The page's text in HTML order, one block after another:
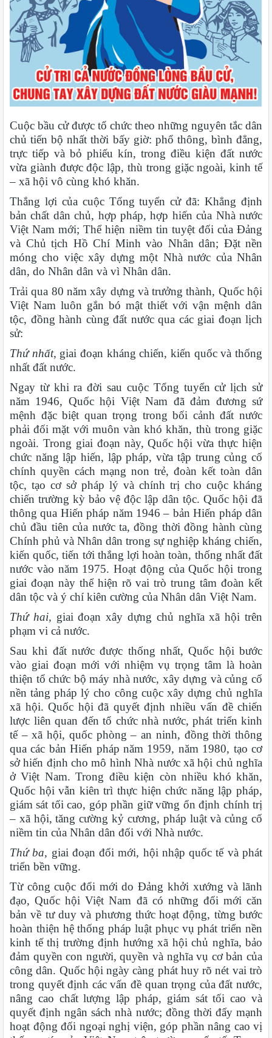
Cuộc bầu cử được tổ chức theo những nguyên tắc dân
chủ tiến bộ nhất thời bấy giờ: phổ thông, bình đẳng,
trực tiếp và bỏ phiếu kín, trong điều kiện đất nước
vừa giành được độc lập, thù trong giặc ngoài, kinh tế
– xã hội vô cùng khó khăn.
Thắng lợi của cuộc Tổng tuyển cử đã: Khẳng định
bản chất dân chủ, hợp pháp, hợp hiến của Nhà nước
Việt Nam mới; Thể hiện niềm tin tuyệt đối của Đảng
và Chủ tịch Hồ Chí Minh vào Nhân dân; Đặt nền
móng cho việc xây dựng một Nhà nước của Nhân
dân, do Nhân dân và vì Nhân dân.
Trải qua 80 năm xây dựng và trưởng thành, Quốc hội
Việt Nam luôn gắn bó mật thiết với vận mệnh dân
tộc, đồng hành cùng đất nước qua các giai đoạn lịch
sử:
Thứ nhất, giai đoạn kháng chiến, kiến quốc và thống
nhất đất nước.
Ngay từ khi ra đời sau cuộc Tổng tuyển cử lịch sử
năm 1946, Quốc hội Việt Nam đã đảm đương sứ
mệnh đặc biệt quan trọng trong bối cảnh đất nước
phải đối mặt với muôn vàn khó khăn, thù trong giặc
ngoài. Trong giai đoạn này, Quốc hội vừa thực hiện
chức năng lập hiến, lập pháp, vừa tập trung củng cố
chính quyền cách mạng non trẻ, đoàn kết toàn dân
tộc, tạo cơ sở pháp lý và chính trị cho cuộc kháng
chiến trường kỳ bảo vệ độc lập dân tộc. Quốc hội đã
thông qua Hiến pháp năm 1946 – bản Hiến pháp dân
chủ đầu tiên của nước ta, đồng thời đồng hành cùng
Chính phủ và Nhân dân trong sự nghiệp kháng chiến,
kiến quốc, tiến tới thắng lợi hoàn toàn, thống nhất đất
nước vào năm 1975. Hoạt động của Quốc hội trong
giai đoạn này thể hiện rõ vai trò trung tâm đoàn kết
dân tộc và ý chí kiên cường của Nhân dân Việt Nam.
Thứ hai, giai đoạn xây dựng chủ nghĩa xã hội trên
phạm vi cả nước.
Sau khi đất nước được thống nhất, Quốc hội bước
vào giai đoạn mới với nhiệm vụ trọng tâm là hoàn
thiện tổ chức bộ máy nhà nước, xây dựng và củng cố
nền tảng pháp lý cho công cuộc xây dựng chủ nghĩa
xã hội. Quốc hội đã quyết định nhiều vấn đề chiến
lược liên quan đến tổ chức nhà nước, phát triển kinh
tế – xã hội, quốc phòng – an ninh, đồng thời thông
qua các bản Hiến pháp năm 1959, năm 1980, tạo cơ
sở hiến định cho mô hình Nhà nước xã hội chủ nghĩa
ở Việt Nam. Trong điều kiện còn nhiều khó khăn,
Quốc hội vẫn kiên trì thực hiện chức năng lập pháp,
giám sát tối cao, góp phần giữ vững ổn định chính trị
– xã hội, tăng cường kỷ cương, pháp luật và củng cố
niềm tin của Nhân dân đối với Nhà nước.
Thứ ba, giai đoạn đổi mới, hội nhập quốc tế và phát
triển bền vững.
Từ công cuộc đổi mới do Đảng khởi xướng và lãnh
đạo, Quốc hội Việt Nam đã có những đổi mới căn
bản về tư duy và phương thức hoạt động, từng bước
hoàn thiện hệ thống pháp luật phục vụ phát triển nền
kinh tế thị trường định hướng xã hội chủ nghĩa, bảo
đảm quyền con người, quyền và nghĩa vụ cơ bản của
công dân. Quốc hội ngày càng phát huy rõ nét vai trò
trong quyết định các vấn đề quan trọng của đất nước,
nâng cao chất lượng lập pháp, giám sát tối cao và
quyết định ngân sách nhà nước; đồng thời đẩy mạnh
hoạt động đối ngoại nghị viện, góp phần nâng cao vị